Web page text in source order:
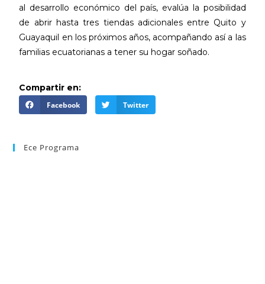
al desarrollo económico del país, evalúa la posibilidad
de abrir hasta tres tiendas adicionales entre Quito y
Guayaquil en los próximos años, acompañando así a las
familias ecuatorianas a tener su hogar soñado.
Compartir en:
Facebook Twitter
Ece Programa